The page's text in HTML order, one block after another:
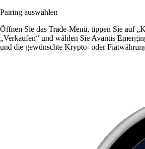
Pairing auswählen
Öffnen Sie das Trade-Menü, tippen Sie auf
„Verkaufen“ und wählen Sie Avantis
und die gewünschte Krypto- oder